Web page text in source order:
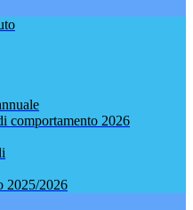
comportamento 2026
2025/2026